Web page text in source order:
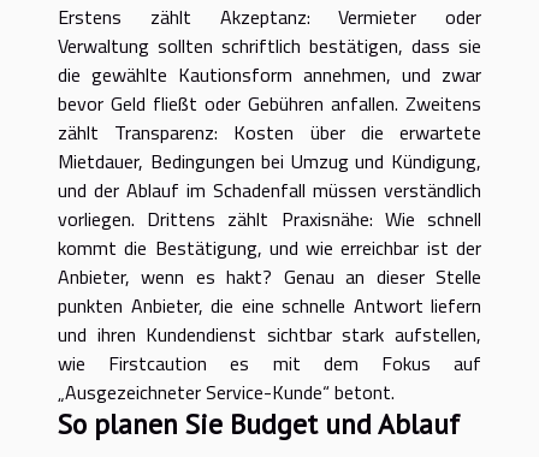
Erstens zählt Akzeptanz: Vermieter oder
Verwaltung sollten schriftlich bestätigen, dass sie
die gewählte Kautionsform annehmen, und zwar
bevor Geld fließt oder Gebühren anfallen. Zweitens
zählt Transparenz: Kosten über die erwartete
Mietdauer, Bedingungen bei Umzug und Kündigung,
und der Ablauf im Schadenfall müssen verständlich
vorliegen. Drittens zählt Praxisnähe: Wie schnell
kommt die Bestätigung, und wie erreichbar ist der
Anbieter, wenn es hakt? Genau an dieser Stelle
punkten Anbieter, die eine schnelle Antwort liefern
und ihren Kundendienst sichtbar stark aufstellen,
wie Firstcaution es mit dem Fokus auf
„Ausgezeichneter Service-Kunde“ betont.
So planen Sie Budget und Ablauf